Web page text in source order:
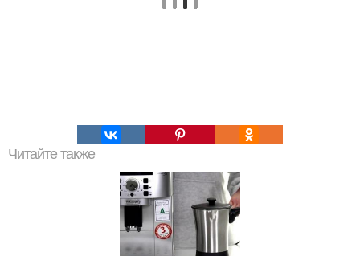
Читайте также